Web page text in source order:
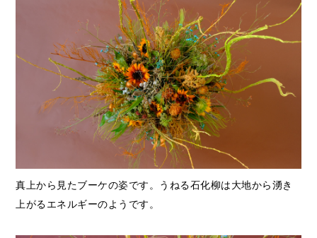
真上から見たブーケの姿です。うねる石化柳は大地から湧き
上がるエネルギーのようです。